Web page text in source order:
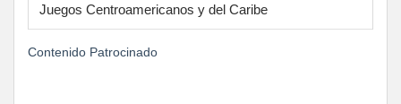
Juegos Centroamericanos y del Caribe
Contenido Patrocinado